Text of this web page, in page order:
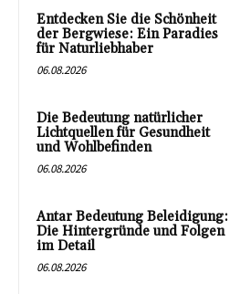
Entdecken Sie die Schönheit
der Bergwiese: Ein Paradies
für Naturliebhaber
06.08.2026
Die Bedeutung natürlicher
Lichtquellen für Gesundheit
und Wohlbefinden
06.08.2026
Antar Bedeutung Beleidigung:
Die Hintergründe und Folgen
im Detail
06.08.2026